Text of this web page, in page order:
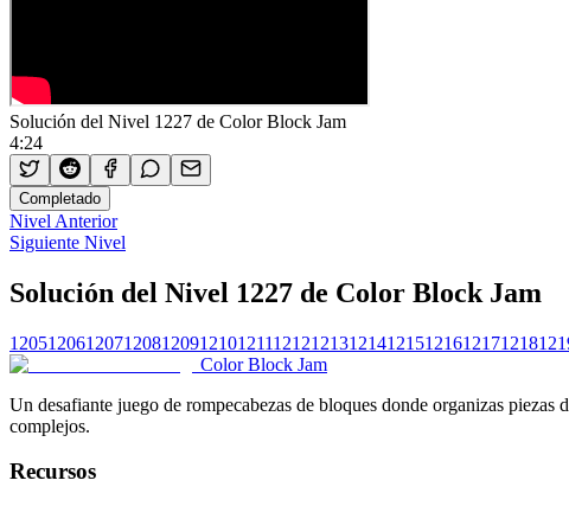
Solución del Nivel 1227 de Color Block Jam
4:24
Completado
Nivel Anterior
Siguiente Nivel
Solución del Nivel 1227 de Color Block Jam
12051206120712081209121012111212121312141215121612171218
Color Block Jam
Un desafiante juego de rompecabezas de bloques donde organizas
complejos.
Recursos